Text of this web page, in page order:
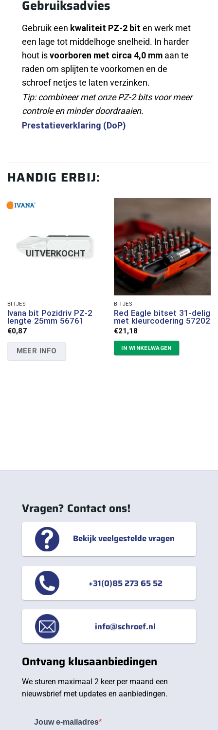
Gebruiksadvies
Gebruik een kwaliteit PZ-2 bit en werk met
een lage tot middelhoge snelheid. In harder
hout isvoorboren met circa 4,0 mm aan te
raden om splijten te voorkomen en de
schroef netjes te laten verzinken.
Tip: combineer met onze PZ-2 bits voor meer
controle en minder doordraaien.
Prestatieverklaring (DoP)
HANDIG ERBIJ:
UITVERKOCHT
BITJES
Ivana bit Pozidriv PZ-2
lengte 25mm 56761
€0,87
MEER INFO
BITJES
Red Eagle bitset 31-delig
met kleurcodering 57202
€21,18
IN WINKELWAGEN
Vragen? Contact ons!
Bekijk veelgestelde vragen
+31(0)85 273 65 52
info@schroef.nl
Ontvang klusaanbiedingen
We sturen maximaal 2 keer per maand een
nieuwsbrief met updates en aanbiedingen.
Jouw e-mailadres